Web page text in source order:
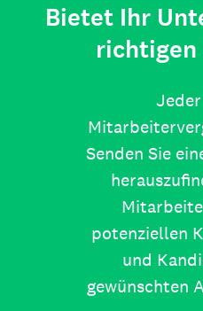
Bietet Ihr
richtigen
Senden Sie
potenziellen
und
gewünschten